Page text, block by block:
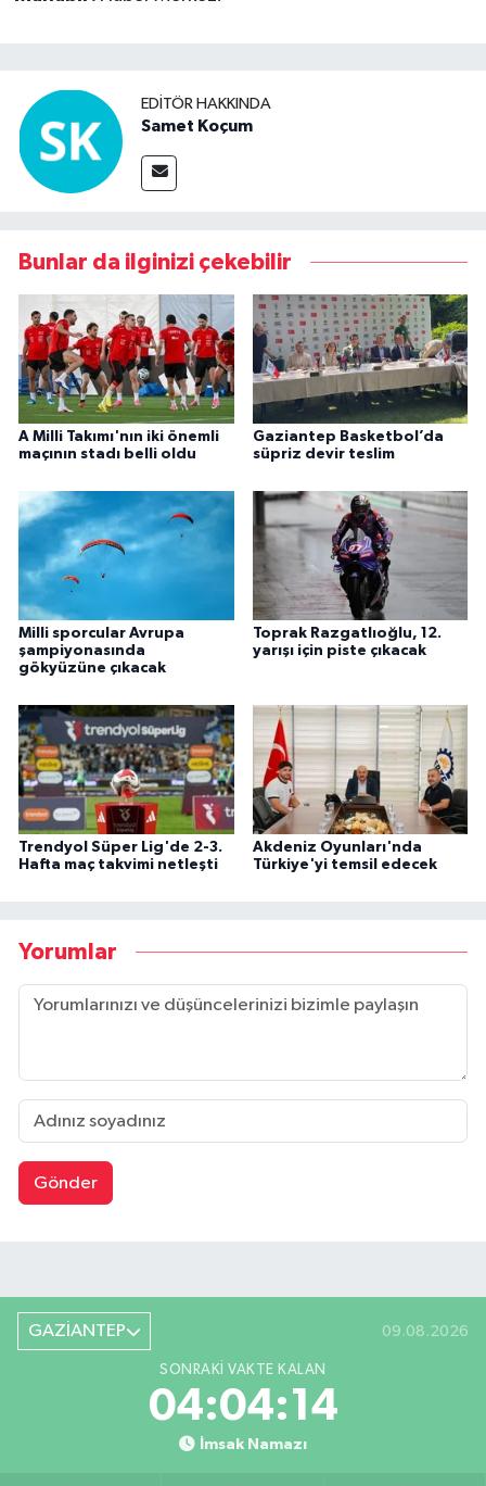
EDITÖR HAKKINDA
Samet Koçum
Bunlar da ilginizi çekebilir
A Milli Takımı'nın iki önemli
maçının stadı belli oldu
Gaziantep Basketbol’da
süpriz devir teslim
Milli sporcular Avrupa
şampiyonasında
gökyüzüne çıkacak
Toprak Razgatlıoğlu, 12.
yarışı için piste çıkacak
Trendyol Süper Lig'de 2-3.
Hafta maç takvimi netleşti
Akdeniz Oyunları'nda
Türkiye'yi temsil edecek
Yorumlar
Gönder
GAZİANTEP 09.08.2026
SONRAKI VAKTE KALAN
04:04:13
İmsak Namazı